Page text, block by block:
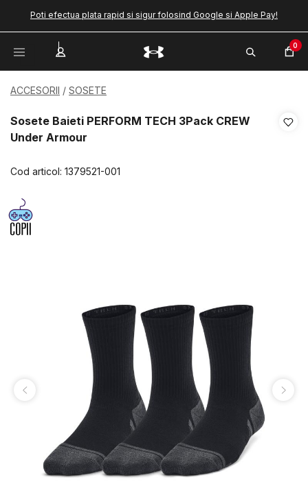
Poti efectua plata rapid si sigur folosind Google si Apple Pay!
0
ACCESORII SOSETE
Sosete Baieti PERFORM TECH 3Pack CREW
Under Armour
Cod articol: 1379521-001